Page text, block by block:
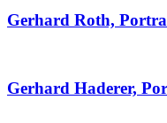
Gerhard Roth,
Gerhard Haderer,